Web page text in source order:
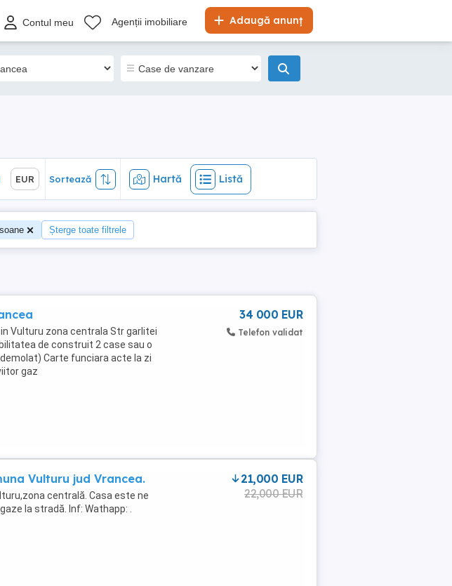
Adaugă anunț
Contul meu Agenții imobiliare
EUR Sortează Hartă Listă
EUR Sortează Hartă Listă
Șterge toate filtrele
Vulturu zona centrala Str garlitei
de construit 2 case sau o
Carte funciara acte la zi
gaz
34 000 EUR
Telefon validat
Vulturu jud Vrancea.
centrală. Casa este ne
la stradă. Inf: Wathapp: .
21,000 EUR
22,000 EUR